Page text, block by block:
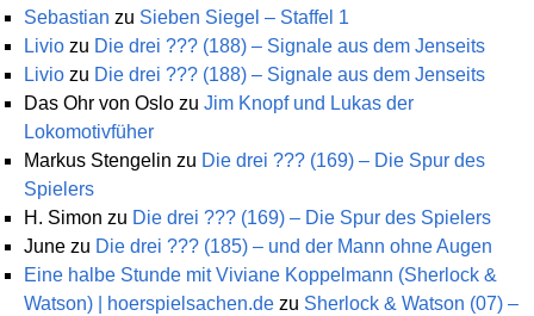
Sebastian zu Sieben Siegel – Staffel 1
Livio zu Die drei ??? (188) – Signale aus dem Jenseits
Livio zu Die drei ??? (188) – Signale aus dem Jenseits
Das Ohr von Oslo zu Jim Knopf und Lukas der
Lokomotivfüher
Markus Stengelin zu Die drei ??? (169) – Die Spur des
Spielers
H. Simon zu Die drei ??? (169) – Die Spur des Spielers
June zu Die drei ??? (185) – und der Mann ohne Augen
Eine halbe Stunde mit Viviane Koppelmann (Sherlock &
Watson) | hoerspielsachen.de zu Sherlock & Watson (07) –